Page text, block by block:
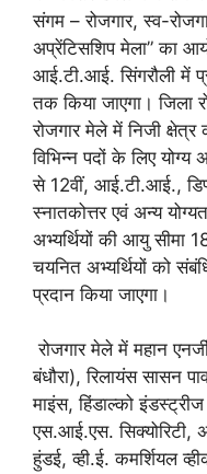
संगम – रोजगार, स्व-
अप्रेंटिसशिप मेला” का
आई.टी.आई. सिंगरौली में
तक किया जाएगा। जिला
रोजगार मेले में निजी
विभिन्न पदों के लिए
से 12वीं, आई.टी.आई.,
स्नातकोत्तर एवं अन्य
अभ्यर्थियों की आयु सीमा
चयनित अभ्यर्थियों को
प्रदान किया जाएगा।
रोजगार मेले में महान
बंधौरा), रिलायंस सासन
माइंस, हिंडाल्को
एस.आई.एस. सिक्योरिटी,
हुंडई, व्ही.ई. कमर्शियल